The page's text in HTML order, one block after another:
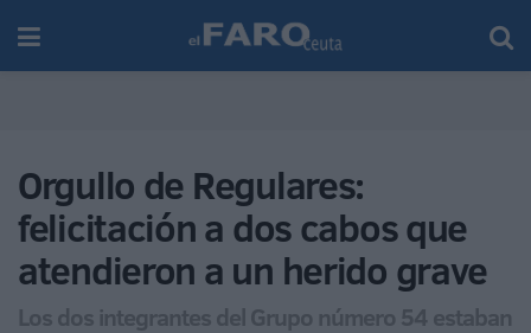
Orgullo de Regulares:
felicitación a dos cabos que
atendieron a un herido grave
Los dos integrantes del Grupo número 54 estaban